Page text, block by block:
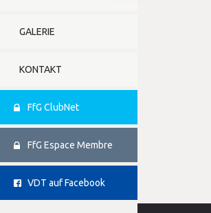
GALERIE
KONTAKT
FfG ClubNet
FfG Espace Membre
VDT auf Facebook